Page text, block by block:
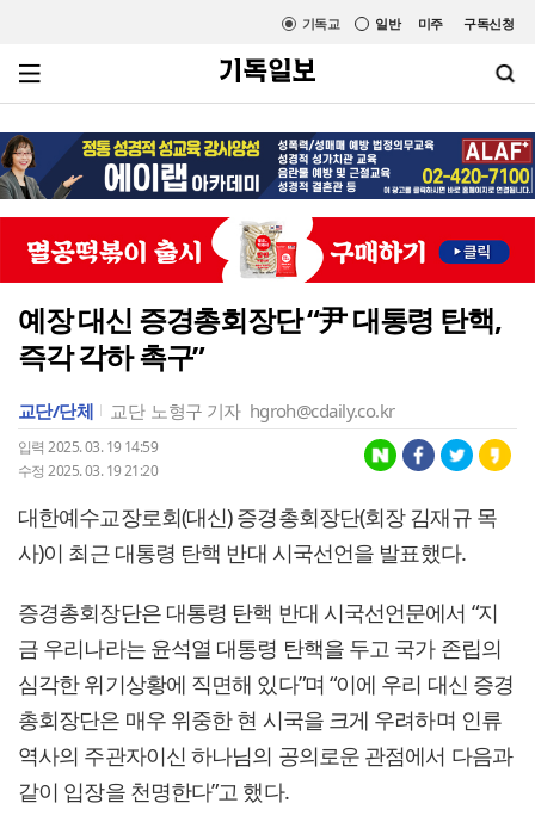
미주 구독신청
일반
기독교
예장 대신 증경총회장단 “尹 대통령 탄핵,
즉각 각하 촉구”
교단/단체 교단 노형구 기자 hgroh@cdaily.co.kr
입력 2025. 03. 19 14:59
수정 2025. 03. 19 21:20
대한예수교장로회(대신) 증경총회장단(회장 김재규 목
사)이 최근 대통령 탄핵 반대 시국선언을 발표했다.
증경총회장단은 대통령 탄핵 반대 시국선언문에서 “지
금 우리나라는 윤석열 대통령 탄핵을 두고 국가 존립의
심각한 위기상황에 직면해 있다”며 “이에 우리 대신 증경
총회장단은 매우 위중한 현 시국을 크게 우려하며 인류
역사의 주관자이신 하나님의 공의로운 관점에서 다음과
같이 입장을 천명한다”고 했다.